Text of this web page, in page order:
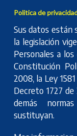
Politica de
Sus datos están
la legislación
Personales a
Constitución
2008, la Ley
Decreto 1727
demás
sustituyan.